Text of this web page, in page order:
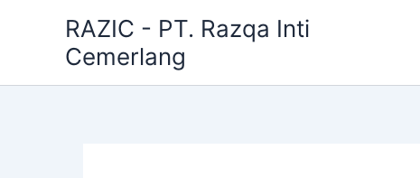
RAZIC - PT. Razqa Inti
Cemerlang